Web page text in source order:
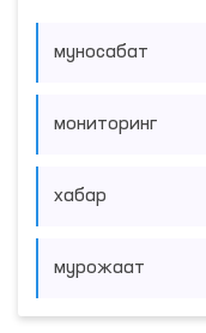
муносабат
мониторинг
хабар
мурожаат